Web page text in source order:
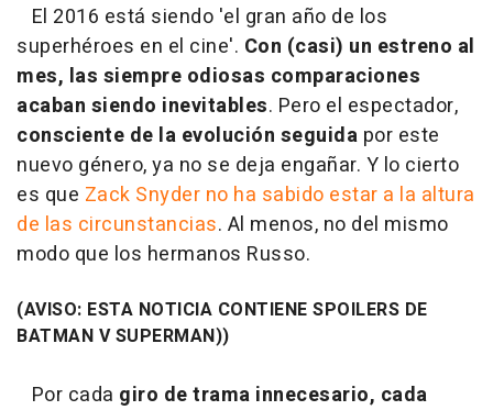
El 2016 está siendo 'el gran año de los
superhéroes en el cine'. Con (casi) un estreno al
mes, las siempre odiosas comparaciones
acaban siendo inevitables. Pero el espectador,
consciente de la evolución seguida por este
nuevo género, ya no se deja engañar. Y lo cierto
es que Zack Snyder no ha sabido estar a la altura
de las circunstancias. Al menos, no del mismo
modo que los hermanos Russo.
(AVISO: ESTA NOTICIA CONTIENE SPOILERS DE
BATMAN V SUPERMAN))
Por cada giro de trama innecesario, cada